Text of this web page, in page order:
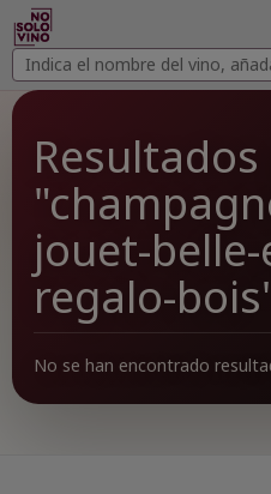
Buscar
vinos
Buscar
jouet-
regalo-
No se han encontrado